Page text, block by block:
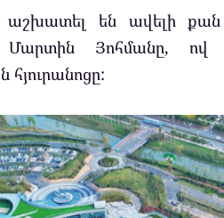
են ավելի քան
Յոհմանը, ով